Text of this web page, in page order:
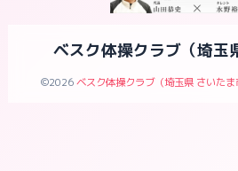
ベスク体操クラブ（埼玉
©2026ベスク体操クラブ（埼玉県 さいたま